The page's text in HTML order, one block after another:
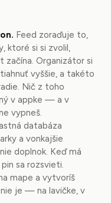
Feed zoraďuje to,
ktoré si si zvolil,
začína. Organizátor si
vyššie, a takéto
Nič z toho
v appke — a v
vypneš.
databáza
a vonkajšie
doplnok. Keď má
sa rozsvieti.
mape a vytvoríš
je — na lavičke, v